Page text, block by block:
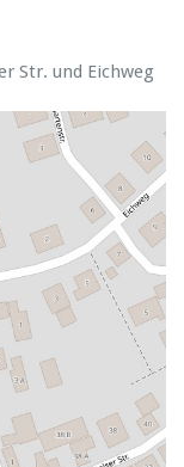
Str. und Eichweg